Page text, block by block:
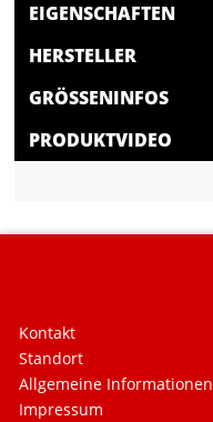
EIGENSCHAFTEN
HERSTELLER
GRÖSSENINFOS
PRODUKTVIDEO
Kontakt
Standort
Allgemeine Informationen
Impressum